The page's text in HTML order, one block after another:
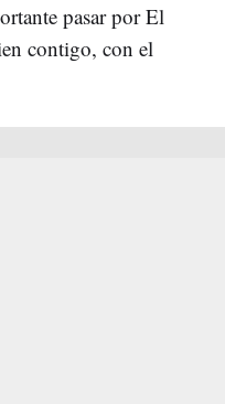
pasar por El
contigo, con el